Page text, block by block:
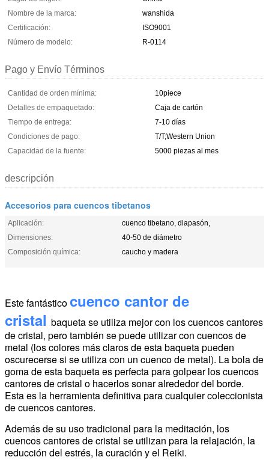
Nombre de la marca:
wanshida
Certificación:
ISO9001
Número de modelo:
R-0114
Pago y Envío Términos
Cantidad de orden mínima:
10piece
Detalles de empaquetado:
Caja de cartón
Tiempo de entrega:
7-10 días
Condiciones de pago:
T/T;Western Union
Capacidad de la fuente:
5000 piezas al mes
descripción
Accesorios para cuencos tibetanos
Aplicación:
cuenco tibetano, diapasón,
Dimensiones:
40-50 de diámetro
Composición química:
caucho y madera
Este fantásticocuenco cantor de
cristal baquetase utiliza mejor con los cuencos cantores
de cristal, pero también se puede utilizar con cuencos de
metal (los colores más claros de esta baqueta pueden
oscurecerse si se utiliza con un cuenco de metal). La bola de
goma de esta baqueta es perfecta para golpear los cuencos
cantores de cristal o hacerlos sonar alrededor del borde.
Esta es la herramienta definitiva para cualquier coleccionista
de cuencos cantores.
Además de su uso tradicional para la meditación, los
cuencos cantores de cristal se utilizan para la relajación, la
reducción del estrés, la curación y el Reiki.